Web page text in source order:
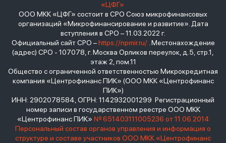
«ЦФГ»
ООО МКК «ЦФГ» состоит в СРО Союз микрофинансовых
организаций «Микрофинансирование и развитие». Дата
вступления в СРО – 11.03.2022 г.
Официальный сайт СРО –https://npmir.ru/. Местонахождение
(адрес) СРО - 107078, г. Москва Орликов переулок, д.5, стр.1,
этаж 2, пом.11
Общество с ограниченной ответственностью Микрокредитная
компания «Центрофинанс ПИК» (ООО МКК «Центрофинанс
ПИК»)
ИНН: 2902078584, ОГРН: 1142932001299 Регистрационный
номер записи в государственном реестре ООО МКК
«Центрофинанс ПИК» № 651403111005236 от 11.06.2014
Персональный состав органов управления и информация о
структуре и составе участников ООО МКК «Центрофинанс